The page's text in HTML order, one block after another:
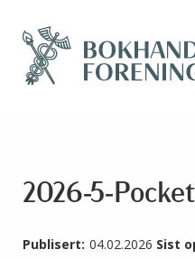
2026-5-
Publisert: 04.02.2026 Sist